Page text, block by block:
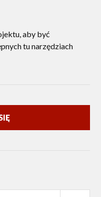
aby być
tu narzędziach